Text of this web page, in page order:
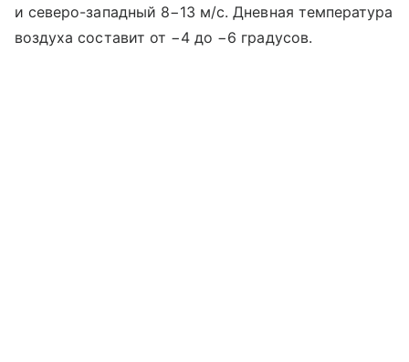
и северо-западный 8−13 м/с. Дневная температура
воздуха составит от −4 до −6 градусов.